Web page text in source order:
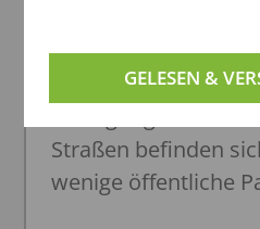
Vor dem Eingang
stehen ca. 10
Straßen befinden
wenige öffentliche
GELESEN &